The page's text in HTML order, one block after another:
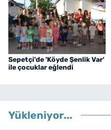
Sepetçi'de 'Köyde Şenlik Var'
ile çocuklar eğlendi
Yükleniyor...